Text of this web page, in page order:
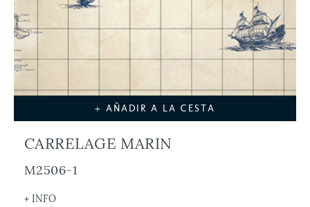
+ AÑADIR A LA CESTA
CARRELAGE MARIN
M2506-1
+ INFO